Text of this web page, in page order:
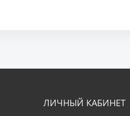
ЛИЧНЫЙ КАБИНЕТ